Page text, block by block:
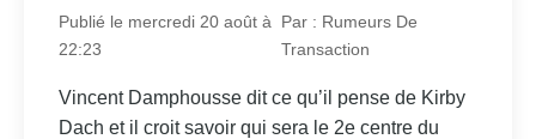
Publié le mercredi 20 août à
22:23
Par : Rumeurs De
Transaction
Vincent Damphousse dit ce qu’il pense de Kirby
Dach et il croit savoir qui sera le 2e centre du